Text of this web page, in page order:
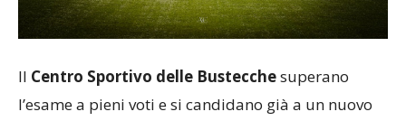
Il Centro Sportivo delle Bustecchesuperano
l’esame a pieni voti e si candidano già a un nuovo